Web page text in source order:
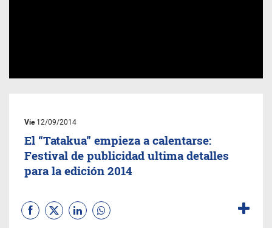
Vie12/09/2014
El “Tatakua” empieza a calentarse:
Festival de publicidad ultima detalles
para la edición 2014